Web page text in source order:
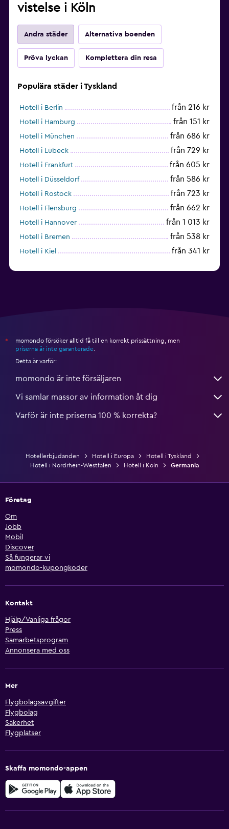
vistelse i Köln
Andra städer Alternativa boenden
Pröva lyckan Komplettera din resa
Populära städer i Tyskland
Hotell i Berlin från 216 kr
Hotell i Hamburg från 151 kr
Hotell i München från 686 kr
Hotell i Lübeck från 729 kr
Hotell i Frankfurt från 605 kr
Hotell i Düsseldorf från 586 kr
Hotell i Rostock från 723 kr
Hotell i Flensburg från 662 kr
Hotell i Hannover från 1 013 kr
Hotell i Bremen från 538 kr
Hotell i Kiel från 341 kr
*
momondo försöker alltid få till en korrekt prissättning, men
priserna är inte garanterade
Detta är varför:
momondo är inte försäljaren
Vi samlar massor av information åt dig
Varför är inte priserna 100 % korrekta?
Hotellerbjudanden Hotell i Europa
Hotell i Tyskland
Hotell i Nordrhein-Westfalen
Hotell i Köln Germania
Företag
Om
Jobb
Mobil
Discover
Så fungerar vi
momondo-kupongkoder
Kontakt
Hjälp/Vanliga frågor
Press
Samarbetsprogram
Annonsera med oss
Mer
Flygbolagsavgifter
Flygbolag
Säkerhet
Flygplatser
Skaffa momondo-appen